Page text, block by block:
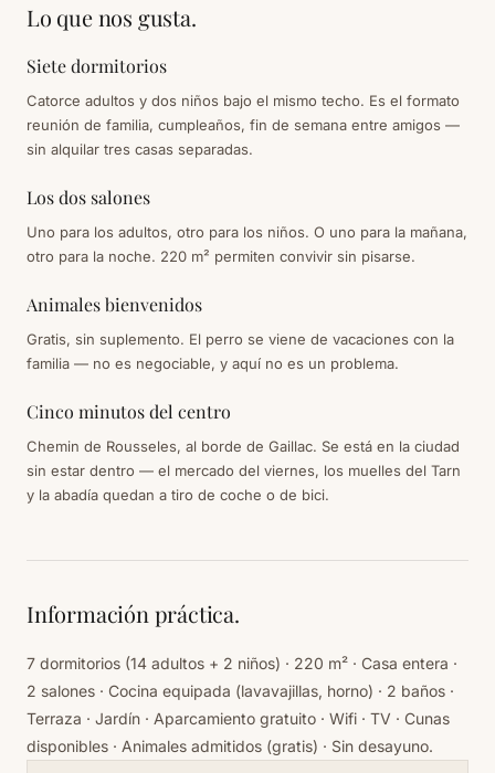
Lo que nos gusta.
Siete dormitorios
Catorce adultos y dos niños bajo el mismo techo. Es el formato
reunión de familia, cumpleaños, fin de semana entre amigos —
sin alquilar tres casas separadas.
Los dos salones
Uno para los adultos, otro para los niños. O uno para la mañana,
otro para la noche. 220 m² permiten convivir sin pisarse.
Animales bienvenidos
Gratis, sin suplemento. El perro se viene de vacaciones con la
familia — no es negociable, y aquí no es un problema.
Cinco minutos del centro
Chemin de Rousseles, al borde de Gaillac. Se está en la ciudad
sin estar dentro — el mercado del viernes, los muelles del Tarn
y la abadía quedan a tiro de coche o de bici.
Información práctica.
7 dormitorios (14 adultos + 2 niños) · 220 m² · Casa entera ·
2 salones · Cocina equipada (lavavajillas, horno) · 2 baños ·
Terraza · Jardín · Aparcamiento gratuito · Wifi · TV · Cunas
disponibles · Animales admitidos (gratis) · Sin desayuno.